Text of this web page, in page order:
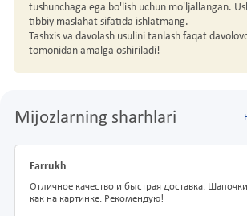
tushunchaga ega bo'lish uchun mo'ljallangan.
tibbiy maslahat sifatida ishlatmang.
Tashxis va davolash usulini tanlash faqat
tomonidan amalga oshiriladi!
Mijozlarning sharhlari
Farrukh
Отличное качество и быстрая доставка.
как на картинке. Рекомендую!